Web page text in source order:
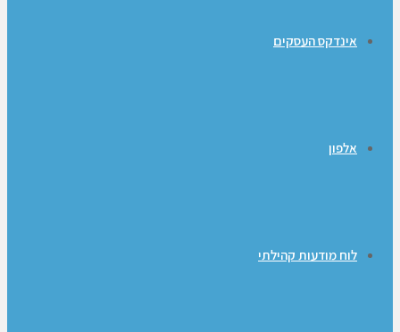
אינדקס העסקים
אלפון
לוח מודעות קהילתי